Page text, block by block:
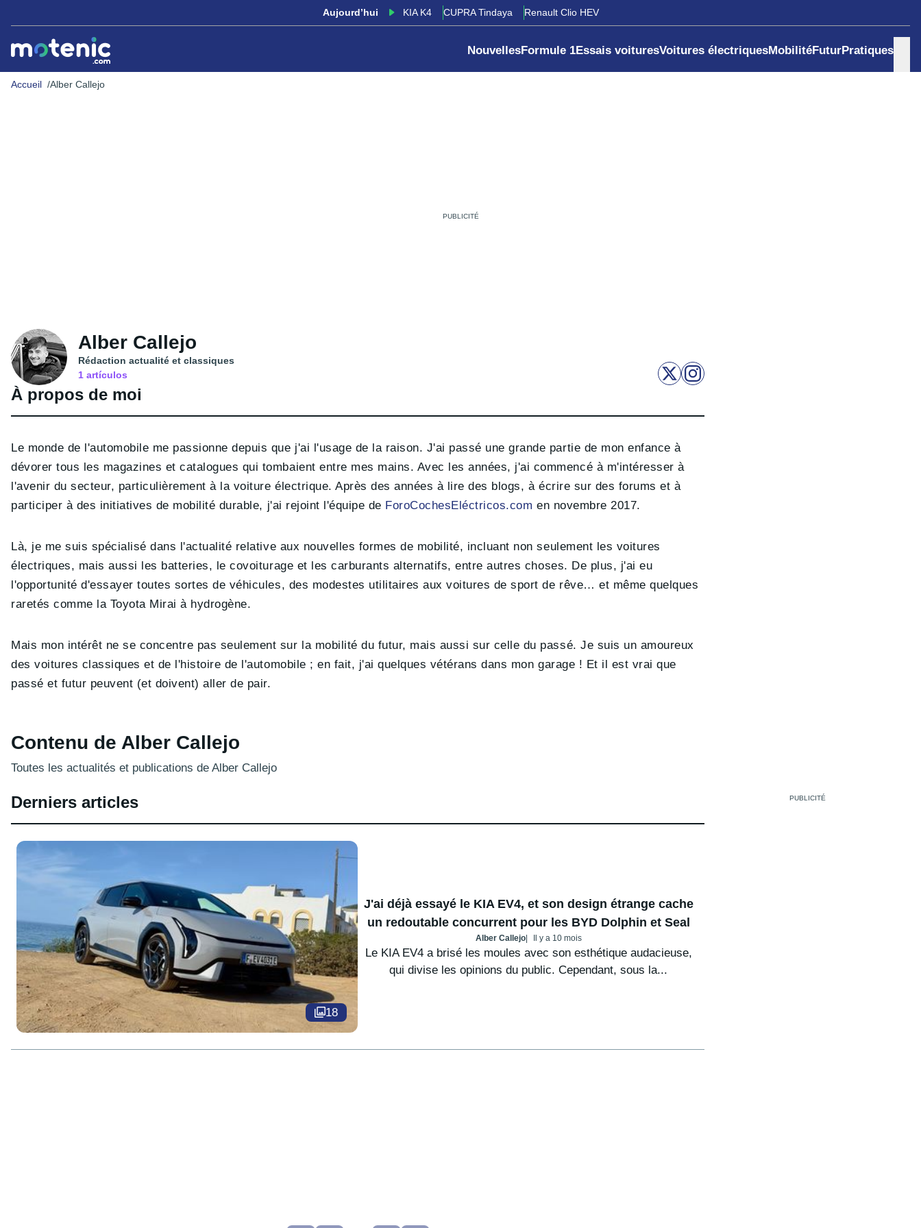
Aujourd’hui KIA K4 CUPRA Tindaya Renault Clio HEV
NouvellesFormule 1Essais voituresVoitures électriquesMobilitéFuturPratiques
Accueil Alber Callejo
Alber Callejo
Rédaction actualité et classiques
1 artículos
À propos de moi
Le monde de l'automobile me passionne depuis que j'ai l'usage de la raison. J'ai passé une grande partie de mon enfance à
dévorer tous les magazines et catalogues qui tombaient entre mes mains. Avec les années, j'ai commencé à m'intéresser à
l'avenir du secteur, particulièrement à la voiture électrique. Après des années à lire des blogs, à écrire sur des forums et à
participer à des initiatives de mobilité durable, j'ai rejoint l'équipe de ForoCochesEléctricos.com en novembre 2017.
Là, je me suis spécialisé dans l'actualité relative aux nouvelles formes de mobilité, incluant non seulement les voitures
électriques, mais aussi les batteries, le covoiturage et les carburants alternatifs, entre autres choses. De plus, j'ai eu
l'opportunité d'essayer toutes sortes de véhicules, des modestes utilitaires aux voitures de sport de rêve… et même quelques
raretés comme la Toyota Mirai à hydrogène.
Mais mon intérêt ne se concentre pas seulement sur la mobilité du futur, mais aussi sur celle du passé. Je suis un amoureux
des voitures classiques et de l'histoire de l'automobile ; en fait, j'ai quelques vétérans dans mon garage ! Et il est vrai que
passé et futur peuvent (et doivent) aller de pair.
Contenu de Alber Callejo
Toutes les actualités et publications de Alber Callejo
Derniers articles
18
J'ai déjà essayé le KIA EV4, et son design étrange cache
un redoutable concurrent pour les BYD Dolphin et Seal
Alber Callejo Il y a 10 mois
Le KIA EV4 a brisé les moules avec son esthétique audacieuse,
qui divise les opinions du public. Cependant, sous la...